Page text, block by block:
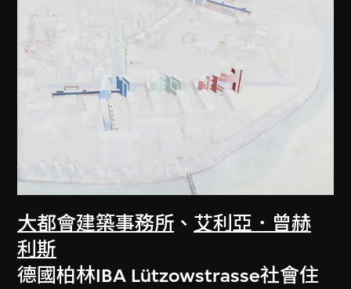
大都會建築事務所 、 艾利亞．曾赫
利斯
德國柏林IBA Lützowstrasse社會住